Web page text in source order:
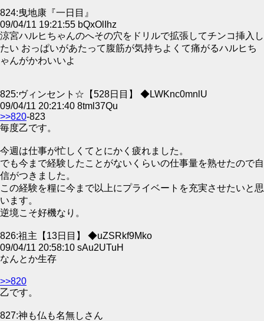
824:曳地康『一日目』
09/04/11 19:21:55 bQxOlIhz
涼宮ハルヒちゃんのへその穴をドリルで拡張してチンコ挿入し
たい おっぱいがあたって腹筋が気持ちよくて痛がるハルヒち
ゃんがかわいいよ
825:ヴィンセント☆【528日目】 ◆LWKnc0mnlU
09/04/11 20:21:40 8tml37Qu
>>820-823
毎度乙です。
今週は仕事が忙しくてとにかく疲れました。
でも今まで経験したことがないくらいの仕事量を熟せたので自
信がつきました。
この経験を糧に今まで以上にプライベートを充実させたいと思
います。
逆境こそ好機なり。
826:祖主【13日目】 ◆uZSRkf9Mko
09/04/11 20:58:10 sAu2UTuH
なんとか生存
>>820
乙です。
827:神も仏も名無しさん